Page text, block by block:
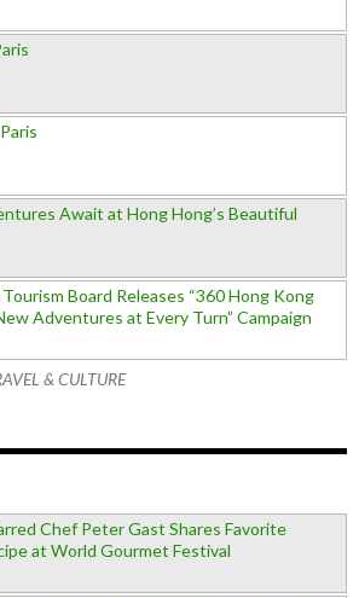
Await at Hong Hong’s Beautiful
Board Releases “360 Hong Kong
Adventures at Every Turn” Campaign
& CULTURE
Chef Peter Gast Shares Favorite
at World Gourmet Festival